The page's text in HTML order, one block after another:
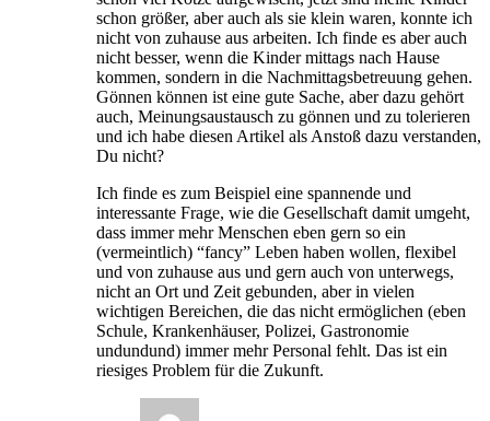
schon größer, aber auch als sie klein waren, konnte ich
nicht von zuhause aus arbeiten. Ich finde es aber auch
nicht besser, wenn die Kinder mittags nach Hause
kommen, sondern in die Nachmittagsbetreuung gehen.
Gönnen können ist eine gute Sache, aber dazu gehört
auch, Meinungsaustausch zu gönnen und zu tolerieren
und ich habe diesen Artikel als Anstoß dazu verstanden,
Du nicht?
Ich finde es zum Beispiel eine spannende und
interessante Frage, wie die Gesellschaft damit umgeht,
dass immer mehr Menschen eben gern so ein
(vermeintlich) “fancy” Leben haben wollen, flexibel
und von zuhause aus und gern auch von unterwegs,
nicht an Ort und Zeit gebunden, aber in vielen
wichtigen Bereichen, die das nicht ermöglichen (eben
Schule, Krankenhäuser, Polizei, Gastronomie
undundund) immer mehr Personal fehlt. Das ist ein
riesiges Problem für die Zukunft.